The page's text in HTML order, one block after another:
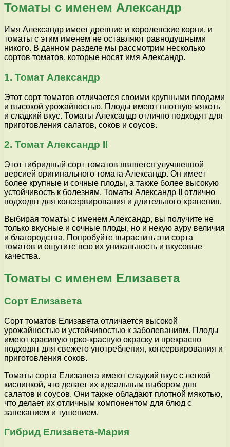
Томаты с именем Александр
Имя Александр имеет древние и королевские корни, и
томаты с этим именем не оставляют равнодушными
никого. В данном разделе мы рассмотрим несколько
сортов томатов, которые носят имя Александр.
1. Томат Александр
Этот сорт томатов отличается своими крупными плодами
и высокой урожайностью. Плоды имеют плотную мякоть
и сладкий вкус. Томаты Александр отлично подходят для
приготовления салатов, соков и соусов.
2. Томат Александр II
Этот гибридный сорт томатов является улучшенной
версией оригинального томата Александр. Он имеет
более крупные и сочные плоды, а также более высокую
устойчивость к болезням. Томаты Александр II отлично
подходят для консервирования и длительного хранения.
Выбирая томаты с именем Александр, вы получите не
только вкусные и сочные плоды, но и некую ауру величия
и благородства. Попробуйте вырастить эти сорта
томатов и ощутите всю их уникальность и вкусовые
качества.
Томаты с именем Елизавета
Сорт Елизавета
Сорт томатов Елизавета отличается высокой
урожайностью и устойчивостью к заболеваниям. Плоды
имеют красивую ярко-красную окраску и прекрасно
подходят для свежего употребления, консервирования и
приготовления соков.
Томаты сорта Елизавета имеют сладкий вкус с легкой
кислинкой, что делает их идеальным выбором для
салатов и соусов. Они также обладают плотной мякотью,
что делает их отличным компонентом для блюд с
запеканием и тушением.
Гибрид Елизавета-Мария